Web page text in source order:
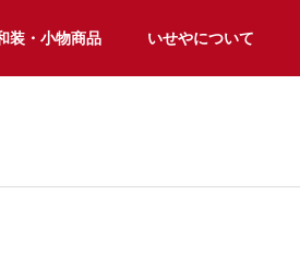
装・小物商品 いせやについて